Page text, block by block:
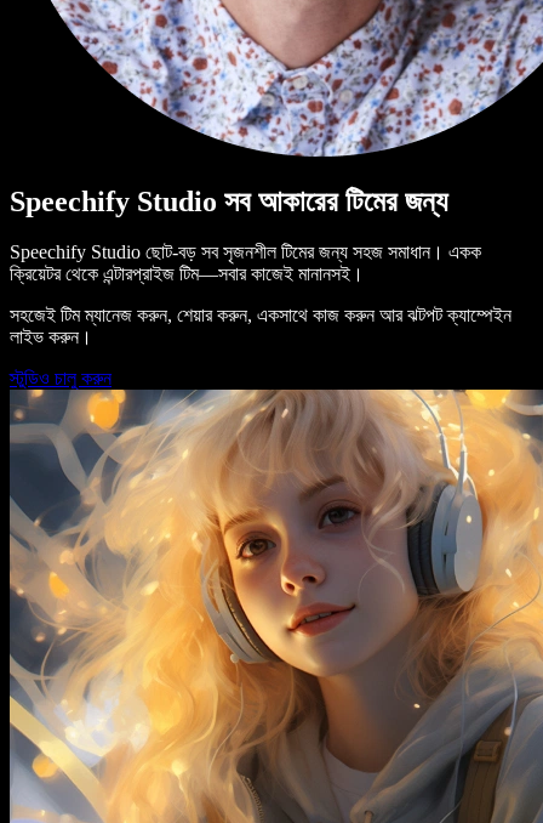
Speechify Studio সব আকারের টিমের জন্য
Speechify Studio ছোট-বড় সব সৃজনশীল টিমের জন্য সহজ সমাধান। একক
ক্রিয়েটর থেকে এন্টারপ্রাইজ টিম—সবার কাজেই মানানসই।
সহজেই টিম ম্যানেজ করুন, শেয়ার করুন, একসাথে কাজ করুন আর ঝটপট ক্যাম্পেইন
লাইভ করুন।
স্টুডিও চালু করুন